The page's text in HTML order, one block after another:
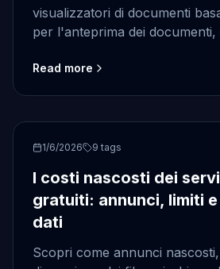
visualizzatori di documenti
per l'anteprima dei
applicazioni .NET.
Read more
PDF viewer
1/6/2026 9 tags
I costi nascosti dei
gratuiti: annunci, limiti
dati
Scopri come annunci nascosti,